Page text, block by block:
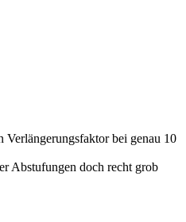
Verlängerungsfaktor bei genau 10
Abstufungen doch recht grob